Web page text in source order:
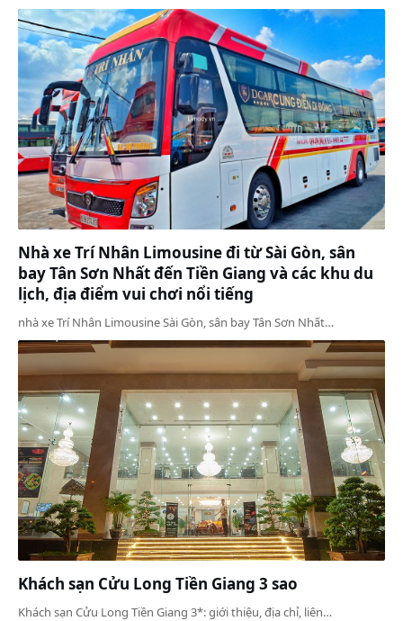
Nhà xe Trí Nhân Limousine đi từ Sài Gòn, sân
bay Tân Sơn Nhất đến Tiền Giang và các khu du
lịch, địa điểm vui chơi nổi tiếng
nhà xe Trí Nhân Limousine Sài Gòn, sân bay Tân Sơn Nhất…
Khách sạn Cửu Long Tiền Giang 3 sao
Khách sạn Cửu Long Tiền Giang 3*: giới thiệu, địa chỉ, liên…